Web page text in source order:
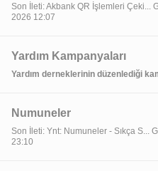
Son İleti: Akbank QR İşlemleri Çeki...
2026 12:07
Yardım Kampanyaları
Yardım derneklerinin düzenlediği
Numuneler
Son İleti: Ynt: Numuneler - Sıkça S...
23:10